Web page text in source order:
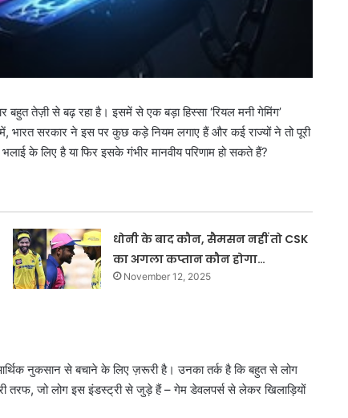
बहुत तेज़ी से बढ़ रहा है। इसमें से एक बड़ा हिस्सा ‘रियल मनी गेमिंग’
भारत सरकार ने इस पर कुछ कड़े नियम लगाए हैं और कई राज्यों ने तो पूरी
के लिए है या फिर इसके गंभीर मानवीय परिणाम हो सकते हैं?
धोनी के बाद कौन, सैमसन नहीं तो CSK
का अगला कप्तान कौन होगा…
November 12, 2025
नुकसान से बचाने के लिए ज़रूरी है। उनका तर्क है कि बहुत से लोग
तरफ, जो लोग इस इंडस्ट्री से जुड़े हैं – गेम डेवलपर्स से लेकर खिलाड़ियों